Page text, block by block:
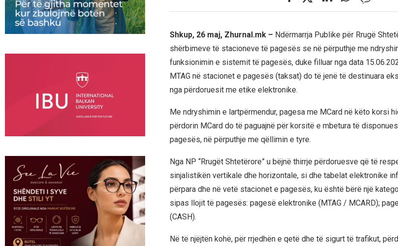
Shkup, 26 maj, Zhurnal.mk – Ndërmarrja Publike për Rrugë
shërbimeve të stacioneve të pagesës se në përputhje me
funksionimin e sistemit të pagesës, duke filluar nga data
MTAG në stacionet e pagesës (taksat) do të jenë të destinuara
nga përdoruesit me etike elektronike.
Me ndryshimin e lartpërmendur, pagesa me MCard në këto korsi
përdorin MCard do të paguajnë për korsitë e mbetura të
pagesës, në përputhje me qëllimin e tyre.
Nga NP “Rrugët Shtetërore” u bëjnë thirrje përdoruesve që të
sinjalistikën vertikale dhe horizontale, si dhe tabelat elektronike
përpara dhe në vetë stacionet e pagesës, ku është bërë një
sipas llojit të pagesës: pagesë elektronike (MTAG / MCARD);
(CASH).
Në të njëjtën kohë, për rrjedhën e qetë dhe të sigurt të trafikut,